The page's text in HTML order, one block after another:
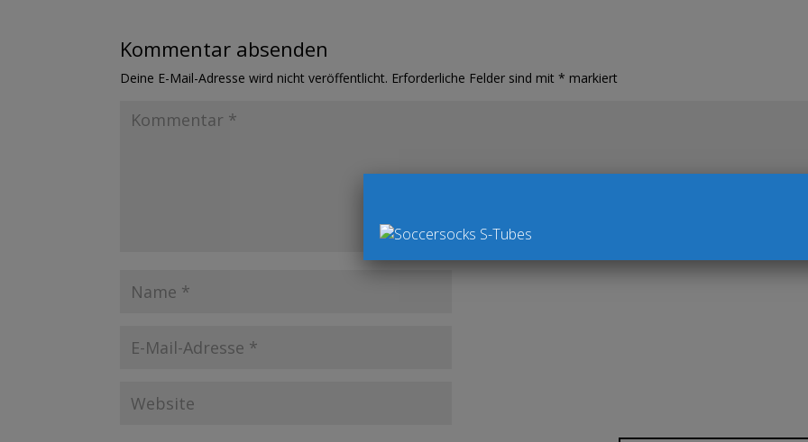
Kommentar absenden
Deine E-Mail-Adresse wird nicht veröffentlicht. Erforderliche Felder sind mit * markiert